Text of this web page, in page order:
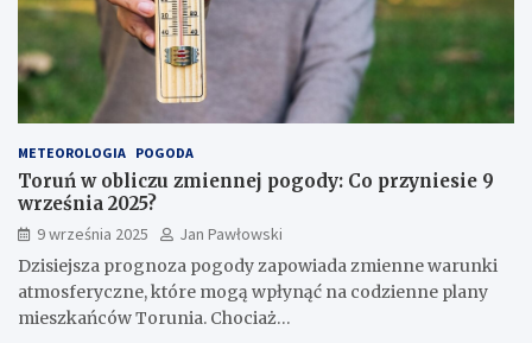
METEOROLOGIA POGODA
Toruń w obliczu zmiennej pogody: Co przyniesie 9
września 2025?
9 września 2025
Jan Pawłowski
Dzisiejsza prognoza pogody zapowiada zmienne warunki
atmosferyczne, które mogą wpłynąć na codzienne plany
mieszkańców Torunia. Chociaż…